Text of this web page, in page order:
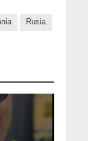
Rusia